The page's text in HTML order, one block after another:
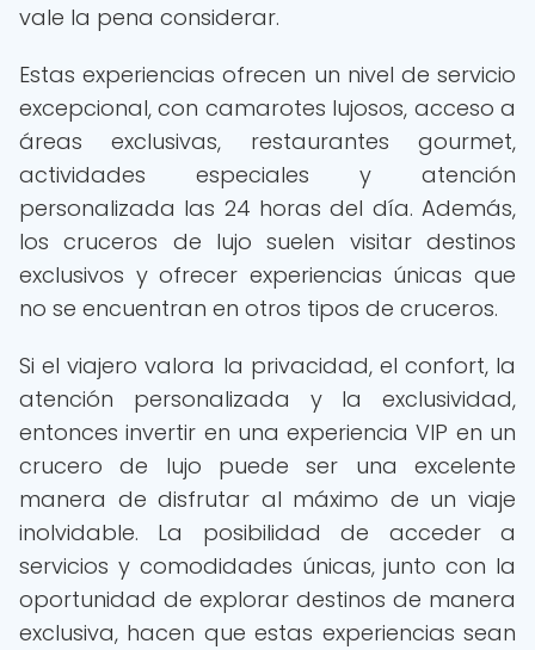
vale la pena considerar.
Estas experiencias ofrecen un nivel de servicio
excepcional, con camarotes lujosos, acceso a
áreas exclusivas, restaurantes gourmet,
actividades especiales y atención
personalizada las 24 horas del día. Además,
los cruceros de lujo suelen visitar destinos
exclusivos y ofrecer experiencias únicas que
no se encuentran en otros tipos de cruceros.
Si el viajero valora la privacidad, el confort, la
atención personalizada y la exclusividad,
entonces invertir en una experiencia VIP en un
crucero de lujo puede ser una excelente
manera de disfrutar al máximo de un viaje
inolvidable. La posibilidad de acceder a
servicios y comodidades únicas, junto con la
oportunidad de explorar destinos de manera
exclusiva, hacen que estas experiencias sean